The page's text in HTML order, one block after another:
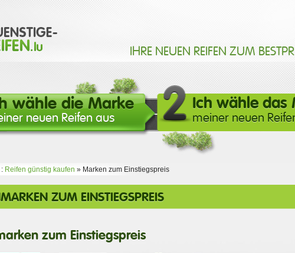
IHRE NEUEN REIFEN ZUM
wähle die Marke
neuen Reifen aus
Ich wähle das
meiner neuen
Reifen günstig kaufen » Marken zum Einstiegspreis
ZUM EINSTIEGSPREIS
zum Einstiegspreis